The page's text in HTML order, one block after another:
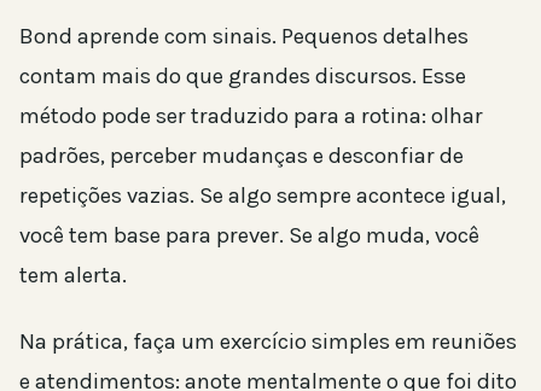
Bond aprende com sinais. Pequenos detalhes
contam mais do que grandes discursos. Esse
método pode ser traduzido para a rotina: olhar
padrões, perceber mudanças e desconfiar de
repetições vazias. Se algo sempre acontece igual,
você tem base para prever. Se algo muda, você
tem alerta.
Na prática, faça um exercício simples em reuniões
e atendimentos: anote mentalmente o que foi dito